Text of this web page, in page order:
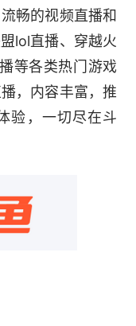
畅的视频直播和
lol直播、穿越火
等各类热门游戏
，内容丰富，推
验，一切尽在斗